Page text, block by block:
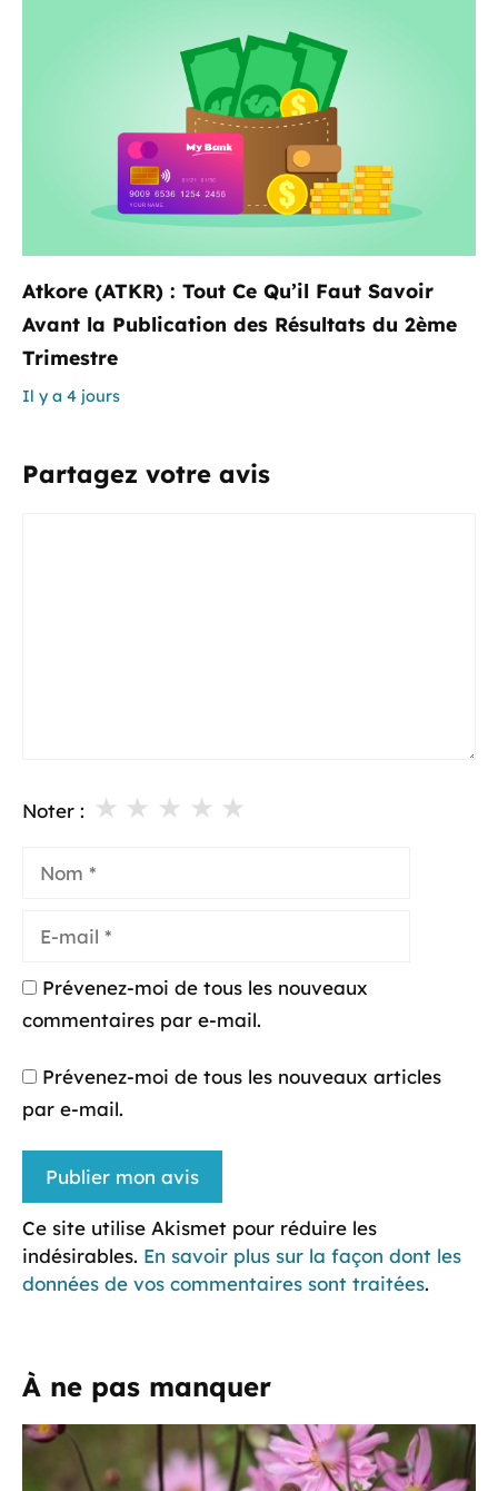
Atkore (ATKR) : Tout Ce Qu’il Faut Savoir
Avant la Publication des Résultats du 2ème
Trimestre
Il y a 4 jours
Partagez votre avis
Noter : ★
★
★
★
★
mail
Prévenez-moi de tous les nouveaux
commentaires par e-mail.
Prévenez-moi de tous les nouveaux articles
par e-mail.
Ce site utilise Akismet pour réduire les
indésirables. En savoir plus sur la façon dont les
données de vos commentaires sont traitées.
À ne pas manquer